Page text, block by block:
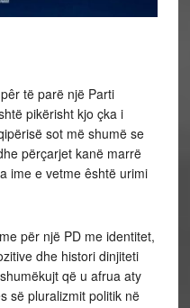
të parë një Parti
pikërisht kjo çka i
sot më shumë se
përçarjet kanë marrë
ime e vetme êshtë urimi
për një PD me identitet,
dhe histori dinjiteti
që u afrua aty
së pluralizmit politik në